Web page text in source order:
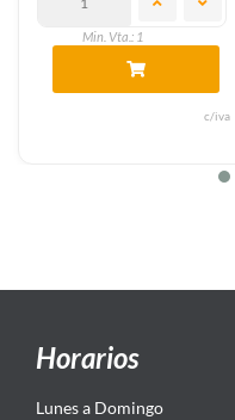
Min. Vta.: 1
Horarios
Lunes a Domingo